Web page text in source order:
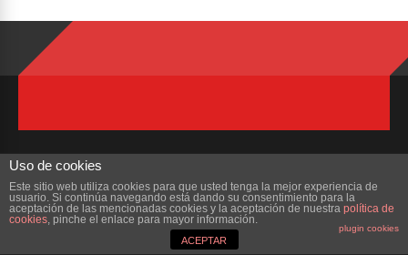
Copyright © 2023 ZonaMMORPG.com. Todos los derechos reservados
¿Quienes Somos? Colabora Contacto
Uso de cookies
Este sitio web utiliza cookies para que usted tenga la mejor experiencia de
usuario. Si continúa navegando está dando su consentimiento para la
aceptación de las mencionadas cookies y la aceptación de nuestra política de
cookies, pinche el enlace para mayor información.
plugin cookies
ACEPTAR